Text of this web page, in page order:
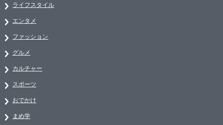
ライフスタイル
エンタメ
ファッション
グルメ
カルチャー
スポーツ
おでかけ
まめ学